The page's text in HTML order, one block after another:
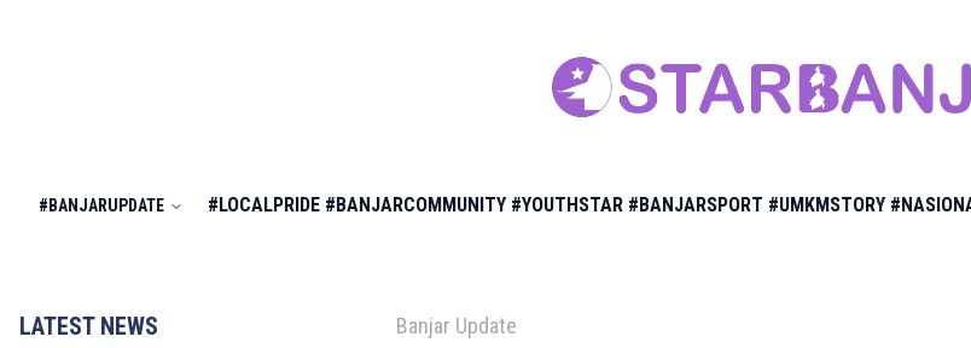
#BANJARUPDATE #LOCALPRIDE #BANJARCOMMUNITY #YOUTHSTAR #BANJARSPORT #UMKMSTORY
LATEST NEWS Banjar Update